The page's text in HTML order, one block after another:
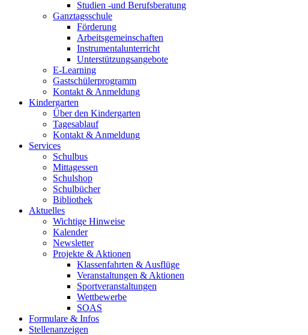
Studien -und Berufsberatung
Ganztagsschule
Förderung
Arbeitsgemeinschaften
Instrumentalunterricht
Unterstützungsangebote
E-Learning
Gastschülerprogramm
Kontakt & Anmeldung
Kindergarten
Über den Kindergarten
Tagesablauf
Kontakt & Anmeldung
Services
Schulbus
Mittagessen
Schulshop
Schulbücher
Bibliothek
Aktuelles
Wichtige Hinweise
Kalender
Newsletter
Projekte & Aktionen
Klassenfahrten & Ausflüge
Veranstaltungen & Aktionen
Sportveranstaltungen
Wettbewerbe
SOAS
Formulare & Infos
Stellenanzeigen